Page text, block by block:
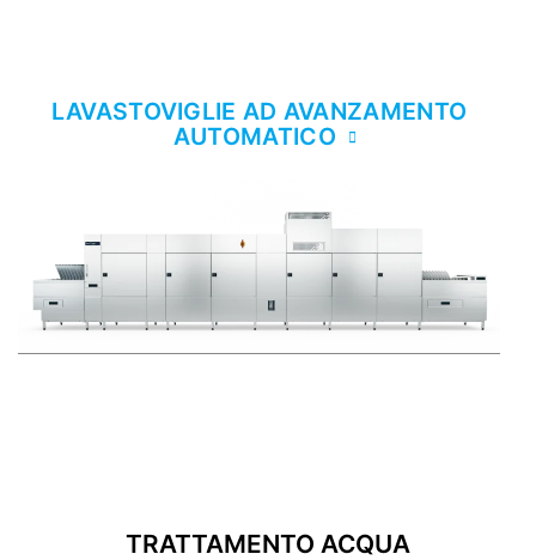
LAVASTOVIGLIE AD AVANZAMENTO
AUTOMATICO
TRATTAMENTO ACQUA